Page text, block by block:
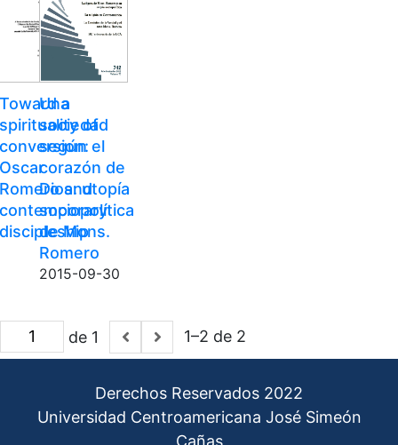
Toward a
spirituality of
conversion:
Oscar
Romero and
contemporary
discipleship
Una
sociedad
según el
corazón de
Dios: utopía
sociopolítica
de Mons.
Romero
2015-09-30
de 1 1–2 de 2
Derechos Reservados 2022
Universidad Centroamericana José Simeón
Cañas